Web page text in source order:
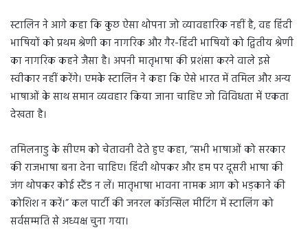
स्टालिन ने आगे कहा कि कुछ ऐसा थोपना जो व्यावहारिक नहीं है, वह हिंदी
भाषियों को प्रथम श्रेणी का नागरिक और गैर-हिंदी भाषियों को द्वितीय श्रेणी
का नागरिक कहने जैसा है। अपनी मातृभाषा की प्रशंसा करने वाले इसे
स्वीकार नहीं करेंगे। एमके स्टालिन ने कहा कि ऐसे भारत में तमिल और अन्य
भाषाओं के साथ समान व्यवहार किया जाना चाहिए जो विविधता में एकता
देखता है।
तमिलनाडु के सीएम को चेतावनी देते हुए कहा, “सभी भाषाओं को सरकार
की राजभाषा बना देना चाहिए। हिंदी थोपकर और हम पर दूसरी भाषा की
जंग थोपकर कोई स्टैंड न लें। मातृभाषा भावना नामक आग को भड़काने की
कोशिश न करें।” कल पार्टी की जनरल कॉउन्सिल मीटिंग में स्टालिंग को
सर्वसम्मति से अध्यक्ष चुना गया।